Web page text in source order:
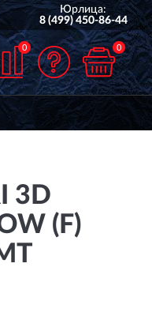
ДО 2 ЛЕТ
Юрлица:
8 (499) 450-86-44
0 0
3D
(F)